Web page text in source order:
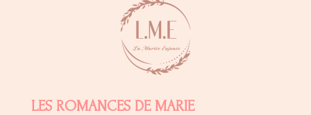
LES ROMANCES DE MARIE